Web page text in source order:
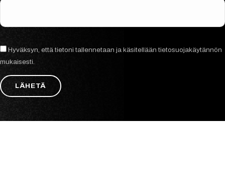
Hyväksyn, että tietoni tallennetaan ja käsitellään tietosuojakäytännön
mukaisesti.